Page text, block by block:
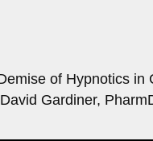
of Hypnotics in
Gardiner,